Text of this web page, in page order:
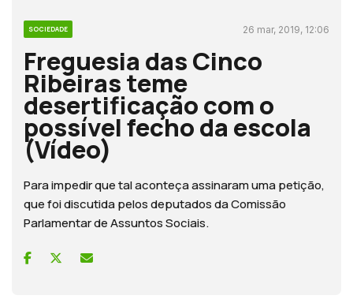
SOCIEDADE 26 mar, 2019, 12:06
Freguesia das Cinco
Ribeiras teme
desertificação com o
possível fecho da escola
(Vídeo)
Para impedir que tal aconteça assinaram uma petição,
que foi discutida pelos deputados da Comissão
Parlamentar de Assuntos Sociais.